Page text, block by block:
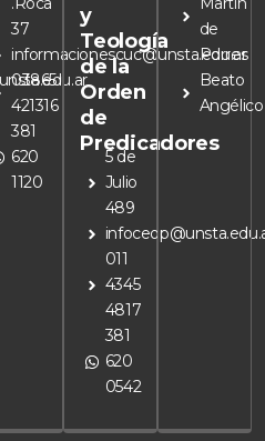
37
informacionescuc@unsta.edu.ar
03865
421316
381
620
1120
y
Teología
de la
Orden
de
Predicadores
5 de
Julio
489
011
4345
4817
381
620
0542
de
Porres
Beato
Angélico